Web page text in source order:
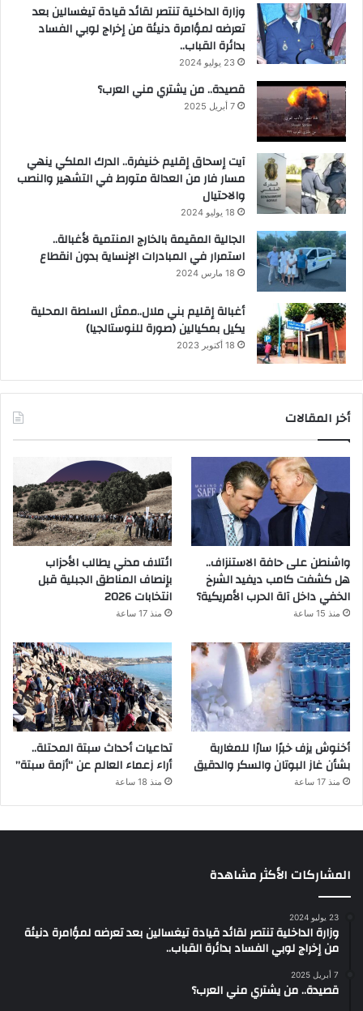
وزارة الداخلية تنتصر لقائد قيادة تيغسالين بعد
تعرضه لمؤامرة دنيئة من إخراج لوبي الفساد
بدائرة القباب..
23 يوليو 2024
قصيدة.. من يشتري مني العرب؟
7 أبريل 2025
آيت إسحاق إقليم خنيفرة.. الدرك الملكي ينهي
مسار فار من العدالة متورط في التشهير والنصب
والاحتيال
18 يوليو 2024
الجالية المقيمة بالخارج المنتمية لأغبالة..
استمرار في المبادرات الإنساية بدون انقطاع
18 مارس 2024
أغبالة إقليم بني ملال..ممثل السلطة المحلية
يكيل بمكيالين (صورة للنوستالجيا)
18 أكتوبر 2023
أخر المقالات
واشنطن على حافة الاستنزاف..
هل كشفت كامب ديفيد الشرخ
الخفي داخل آلة الحرب الأمريكية؟
منذ 15 ساعة
ائتلاف مدني يطالب الأحزاب
بإنصاف المناطق الجبلية قبل
انتخابات 2026
منذ 17 ساعة
أخنوش يزف خبرًا سارًا للمغاربة
بشأن غاز البوتان والسكر والدقيق
منذ 17 ساعة
تداعيات أحداث سبتة المحتلة..
أراء زعماء العالم عن “أزمة سبتة”
منذ 18 ساعة
المشاركات الأكثر مشاهدة
23 يوليو 2024
وزارة الداخلية تنتصر لقائد قيادة تيغسالين بعد تعرضه لمؤامرة دنيئة
من إخراج لوبي الفساد بدائرة القباب..
7 أبريل 2025
قصيدة.. من يشتري مني العرب؟